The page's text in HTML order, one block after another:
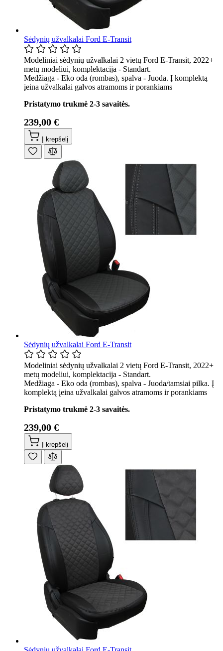
Sėdynių užvalkalai Ford E-Transit
Modeliniai sėdynių užvalkalai 2 vietų Ford E-Transit, 2022+
metų modeliui, komplektacija - Standart.
Medžiaga - Eko oda (rombas), spalva - Juoda. Į komplektą
įeina užvalkalai galvos atramoms ir porankiams
Pristatymo trukmė 2-3 savaitės.
239,00 €
Į krepšelį
Sėdynių užvalkalai Ford E-Transit
Modeliniai sėdynių užvalkalai 2 vietų Ford E-Transit, 2022+
metų modeliui, komplektacija - Standart.
Medžiaga - Eko oda (rombas), spalva - Juoda/tamsiai pilka. Į
komplektą įeina užvalkalai galvos atramoms ir porankiams
Pristatymo trukmė 2-3 savaitės.
239,00 €
Į krepšelį